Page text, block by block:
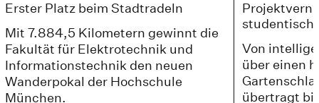
Erster Platz beim Stadtradeln
Mit 7.884,5 Kilometern gewinnt die
Fakultät für Elektrotechnik und
Informationstechnik den neuen
Wanderpokal der Hochschule
München.
Von
über einen
übertragt